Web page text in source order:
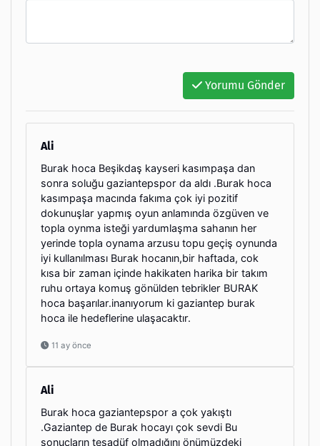
Yorumu Gönder
Ali
Burak hoca Beşikdaş kayseri kasımpaşa dan
sonra soluğu gaziantepspor da aldı .Burak hoca
kasımpaşa macında fakıma çok iyi pozitif
dokunuşlar yapmış oyun anlamında özgüven ve
topla oynma isteği yardumlaşma sahanın her
yerinde topla oynama arzusu topu geçiş oynunda
iyi kullanılması Burak hocanın,bir haftada, cok
kısa bir zaman içinde hakikaten harika bir takım
ruhu ortaya komuş gönülden tebrikler BURAK
hoca başarılar.inanıyorum ki gaziantep burak
hoca ile hedeflerine ulaşacaktır.
11 ay önce
Ali
Burak hoca gaziantepspor a çok yakıştı
.Gaziantep de Burak hocayı çok sevdi Bu
sonuçların tesadüf olmadığını önümüzdeki